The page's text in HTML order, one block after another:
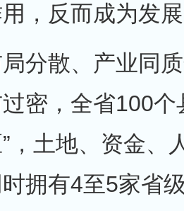
，反而成为发展
散、产业同质
密，全省100个
，土地、资金、
拥有4至5家省